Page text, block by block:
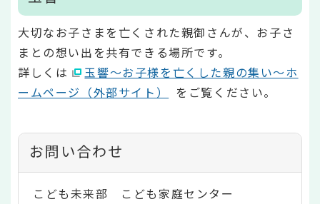
大切なお子さまを亡くされた親御さんが、お子さ
まとの想い出を共有できる場所です。
詳しくは
玉響～お子様を亡くした親の集い～ホ
ームページ（外部サイト）
をご覧ください。
お問い合わせ
こども未来部 こども家庭センター